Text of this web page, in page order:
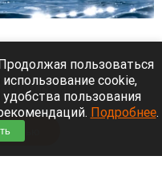
семьи с
пользоваться
cookie,
пользования
Подробнее.